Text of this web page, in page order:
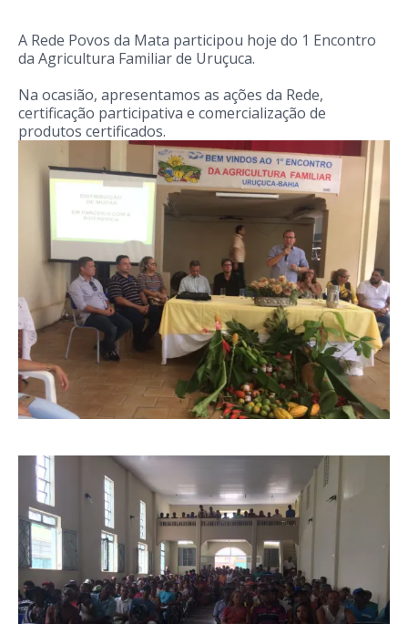
A Rede Povos da Mata participou hoje do 1 Encontro
da Agricultura Familiar de Uruçuca.
Na ocasião, apresentamos as ações da Rede,
certificação participativa e comercialização de
produtos certificados.